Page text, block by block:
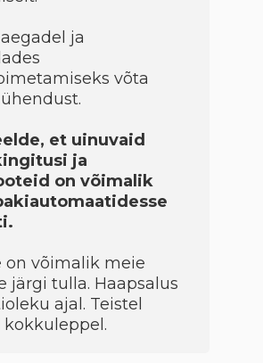
ja
võta
et uinuvaid
ja
on võimalik
on võimalik meie
järgi tulla. Haapsalus
ajal. Teistel
kokkuleppel.